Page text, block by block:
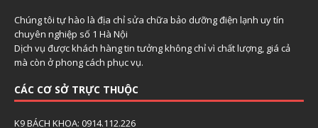
Chúng tôi tự hào là địa chỉ sửa chữa bảo dưỡng điện lạnh uy tín
chuyên nghiệp số 1 Hà Nội
Dịch vụ được khách hàng tin tưởng không chỉ vì chất lượng, giá cả
mà còn ở phong cách phục vụ.
CÁC CƠ SỞ TRỰC THUỘC
K9 BÁCH KHOA: 0914.112.226